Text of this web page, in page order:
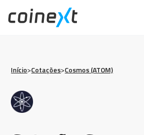
Início>Cotações>Cosmos (ATOM)